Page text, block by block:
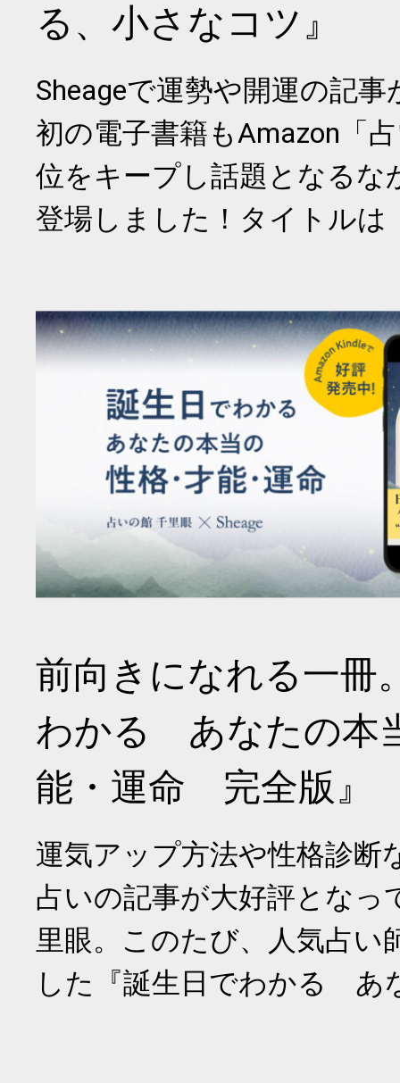
る、小さなコツ』
Sheageで運勢や開運の記
初の電子書籍もAmazon「
位をキープし話題となるな
登場しました！タイトルは
前向きになれる一冊
わかる あなたの本
能・運命 完全版』
運気アップ方法や性格診断
占いの記事が大好評となっ
里眼。このたび、人気占い
した『誕生日でわかる あ